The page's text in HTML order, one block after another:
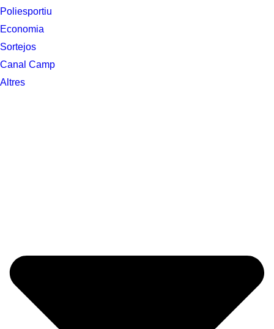
Poliesportiu
Economia
Sortejos
Canal Camp
Altres